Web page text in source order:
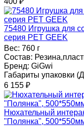
75480 Игрушка для
серия PET GEEK
Вес: 760 г
Состав:
Бренд: GiGwi
Габариты упаковки
6 155 ₽
Нюхательный
"Полянка",